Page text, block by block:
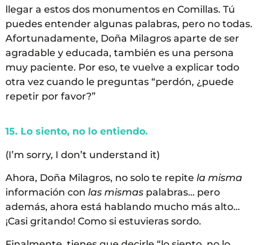
llegar a estos dos monumentos en Comillas. Tú
puedes entender algunas palabras, pero no todas.
Afortunadamente, Doña Milagros aparte de ser
agradable y educada, también es una persona
muy paciente. Por eso, te vuelve a explicar todo
otra vez cuando le preguntas “perdón, ¿puede
repetir por favor?”
15. Lo siento, no lo entiendo.
(I’m sorry, I don’t understand it)
Ahora, Doña Milagros, no solo te repite la misma
información con las mismaspalabras… pero
además, ahora está hablando mucho más alto…
¡Casi gritando! Como si estuvieras sordo.